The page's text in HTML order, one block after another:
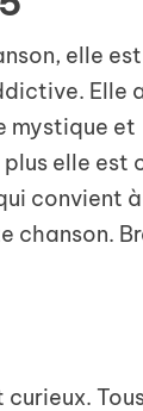
elle est
Elle
mystique et
elle est
convient
chanson.